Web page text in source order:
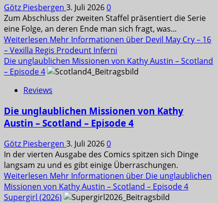
Götz Piesbergen 3. Juli 20260
Zum Abschluss der zweiten Staffel präsentiert die Serie
eine Folge, an deren Ende man sich fragt, was...
Weiterlesen Mehr Informationen über Devil May Cry – 16
– Vexilla Regis Prodeunt Inferni
Die unglaublichen Missionen von Kathy Austin – Scotland
– Episode 4
Reviews
Die unglaublichen Missionen von Kathy
Austin – Scotland – Episode 4
Götz Piesbergen 3. Juli 20260
In der vierten Ausgabe des Comics spitzen sich Dinge
langsam zu und es gibt einige Überraschungen.
Weiterlesen Mehr Informationen über Die unglaublichen
Missionen von Kathy Austin – Scotland – Episode 4
Supergirl (2026)